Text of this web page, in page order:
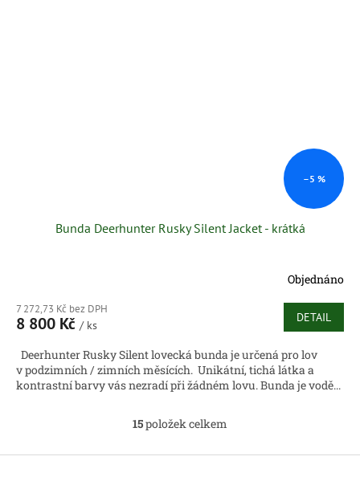
–5 %
Bunda Deerhunter Rusky Silent Jacket - krátká
Objednáno
7 272,73 Kč bez DPH
8 800 Kč / ks
DETAIL
Deerhunter Rusky Silent lovecká bunda je určená pro lov
v podzimních / zimních měsících. Unikátní, tichá látka a
kontrastní barvy vás nezradí při žádném lovu. Bunda je vodě...
O
l
15položek celkem